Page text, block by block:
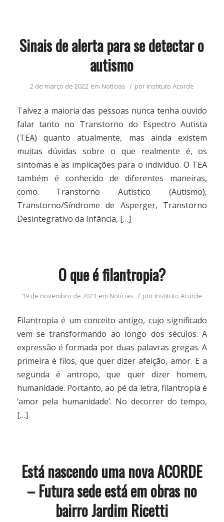
Sinais de alerta para se detectar o
autismo
2 de março de 2022 em Notícias / por Instituto Acorde
Talvez a maioria das pessoas nunca tenha ouvido
falar tanto no Transtorno do Espectro Autista
(TEA) quanto atualmente, mas ainda existem
muitas dúvidas sobre o que realmente é, os
sintomas e as implicações para o indivíduo. O TEA
também é conhecido de diferentes maneiras,
como Transtorno Autístico (Autismo),
Transtorno/Síndrome de Asperger, Transtorno
Desintegrativo da Infância, […]
O que é filantropia?
19 de novembro de 2021 em Notícias / por Instituto Acorde
Filantropia é um conceito antigo, cujo significado
vem se transformando ao longo dos séculos. A
expressão é formada por duas palavras gregas. A
primeira é filos, que quer dizer afeição, amor. E a
segunda é antropo, que quer dizer homem,
humanidade. Portanto, ao pé da letra, filantropia é
‘amor pela humanidade’. No decorrer do tempo,
[…]
Está nascendo uma nova ACORDE
– Futura sede está em obras no
bairro Jardim Ricetti